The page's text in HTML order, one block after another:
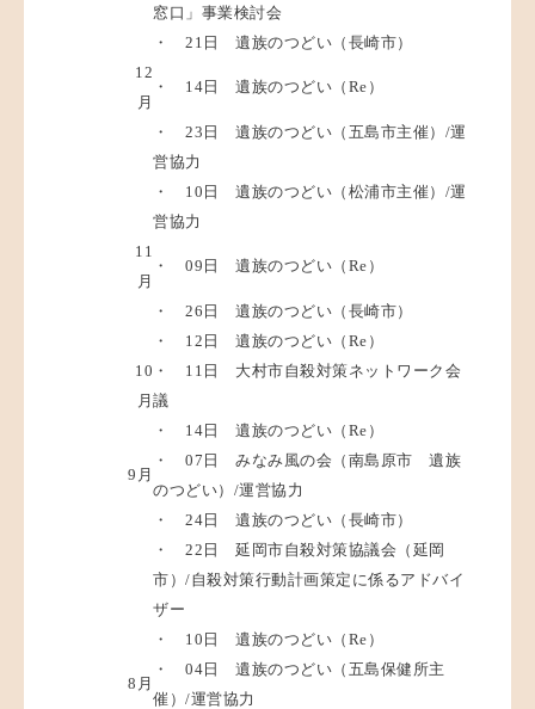
窓口」事業検討会
・ 21日 遺族のつどい（長崎市）
12
月
・ 14日 遺族のつどい（Re）
・ 23日 遺族のつどい（五島市主催）/運
営協力
・ 10日 遺族のつどい（松浦市主催）/運
営協力
11
月
・ 09日 遺族のつどい（Re）
・ 26日 遺族のつどい（長崎市）
・ 12日 遺族のつどい（Re）
10
月
・ 11日 大村市自殺対策ネットワーク会
議
・ 14日 遺族のつどい（Re）
9月
・ 07日 みなみ風の会（南島原市 遺族
のつどい）/運営協力
・ 24日 遺族のつどい（長崎市）
・ 22日 延岡市自殺対策協議会（延岡
市）/自殺対策行動計画策定に係るアドバイ
ザー
・ 10日 遺族のつどい（Re）
8月
・ 04日 遺族のつどい（五島保健所主
催）/運営協力